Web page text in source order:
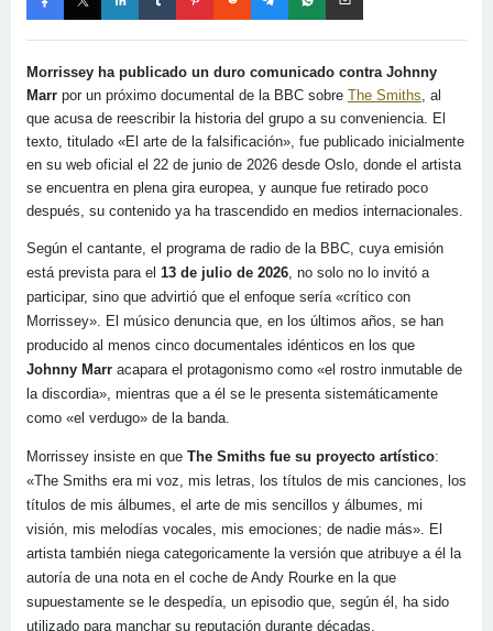
Morrissey ha publicado un duro comunicado contra Johnny
Marr por un próximo documental de la BBC sobre The Smiths , al
que acusa de reescribir la historia del grupo a su conveniencia. El
texto, titulado «El arte de la falsificación», fue publicado inicialmente
en su web oficial el 22 de junio de 2026 desde Oslo, donde el artista
se encuentra en plena gira europea, y aunque fue retirado poco
después, su contenido ya ha trascendido en medios internacionales.
Según el cantante, el programa de radio de la BBC, cuya emisión
está prevista para el 13 de julio de 2026 , no solo no lo invitó a
participar, sino que advirtió que el enfoque sería «crítico con
Morrissey». El músico denuncia que, en los últimos años, se han
producido al menos cinco documentales idénticos en los que
Johnny Marr acapara el protagonismo como «el rostro inmutable de
la discordia», mientras que a él se le presenta sistemáticamente
como «el verdugo» de la banda.
Morrissey insiste en que The Smiths fue su proyecto artístico:
«The Smiths era mi voz, mis letras, los títulos de mis canciones, los
títulos de mis álbumes, el arte de mis sencillos y álbumes, mi
visión, mis melodías vocales, mis emociones; de nadie más». El
artista también niega categoricamente la versión que atribuye a él la
autoría de una nota en el coche de Andy Rourke en la que
supuestamente se le despedía, un episodio que, según él, ha sido
utilizado para manchar su reputación durante décadas.